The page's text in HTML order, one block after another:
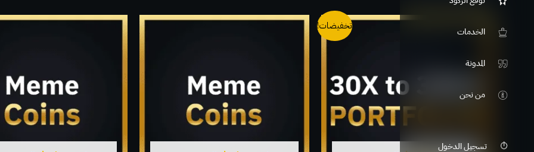
الخدمات
المدونة
من نحن
تسجيل الدخول
تخفيضات!
هناك
العديد
الأشكال
المختلفة
لهذا
المنتج.